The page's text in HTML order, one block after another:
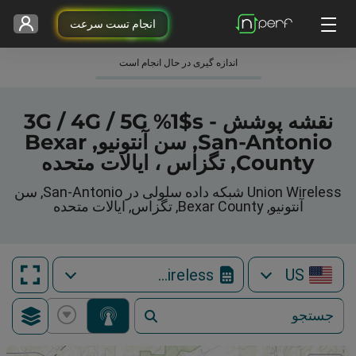
انجام تست سرعت
اندازه گیری در حال انجام است
نقشه پوشش 3G / 4G / 5G %1$s -
San-Antonio, سن آنتونیو, Bexar
County, تگزاس ، ایالات متحده
Union Wireless شبکه داده سلولی در San-Antonio, سن
آنتونیو, Bexar County, تگزاس, ایالات متحده
US
Union Wireless